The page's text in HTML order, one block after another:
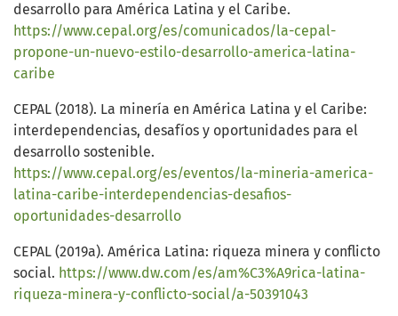
desarrollo para América Latina y el Caribe.
https://www.cepal.org/es/comunicados/la-cepal-
propone-un-nuevo-estilo-desarrollo-america-latina-
caribe
CEPAL (2018). La minería en América Latina y el Caribe:
interdependencias, desafíos y oportunidades para el
desarrollo sostenible.
https://www.cepal.org/es/eventos/la-mineria-america-
latina-caribe-interdependencias-desafios-
oportunidades-desarrollo
CEPAL (2019a). América Latina: riqueza minera y conflicto
social. https://www.dw.com/es/am%C3%A9rica-latina-
riqueza-minera-y-conflicto-social/a-50391043